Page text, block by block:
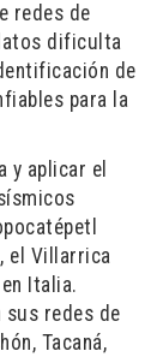
redes de
dificulta
de
para la
y aplicar el
el Villarrica
Italia.
sus redes de
Tacaná,